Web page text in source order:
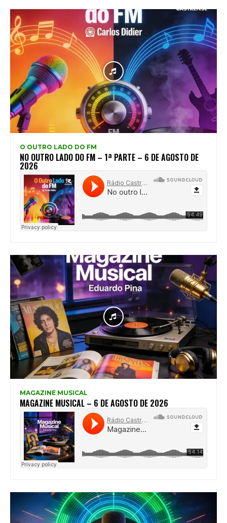
O OUTRO LADO DO FM
NO OUTRO LADO DO FM – 1ª PARTE – 6 DE AGOSTO DE
2026
MAGAZINE MUSICAL
MAGAZINE MUSICAL – 6 DE AGOSTO DE 2026